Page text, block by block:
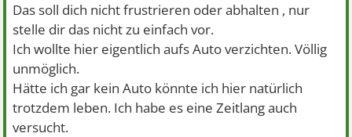
Das soll dich nicht frustrieren oder abhalten , nur
stelle dir das nicht zu einfach vor.
Ich wollte hier eigentlich aufs Auto verzichten. Völlig
unmöglich.
Hätte ich gar kein Auto könnte ich hier natürlich
trotzdem leben. Ich habe es eine Zeitlang auch
versucht.